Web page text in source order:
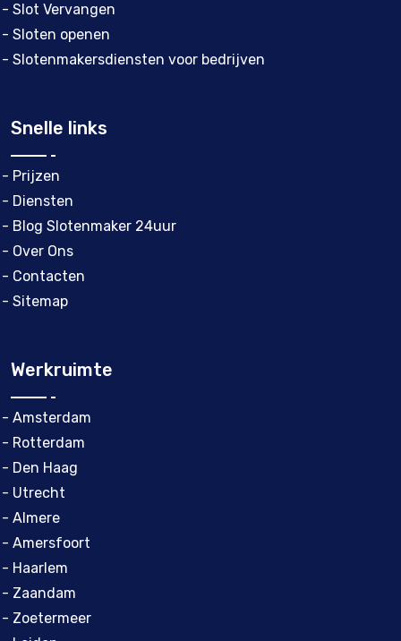
- Slot Vervangen
- Sloten openen
- Slotenmakersdiensten voor bedrijven
Snelle links
- Prijzen
- Diensten
- Blog Slotenmaker 24uur
- Over Ons
- Contacten
- Sitemap
Werkruimte
- Amsterdam
- Rotterdam
- Den Haag
- Utrecht
- Almere
- Amersfoort
- Haarlem
- Zaandam
- Zoetermeer